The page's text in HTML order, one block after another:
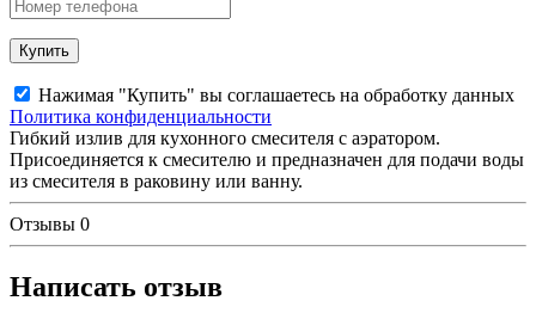
Купить
Нажимая "Купить" вы соглашаетесь на обработку данных
Политика конфиденциальности
Гибкий излив для кухонного смесителя с аэратором.
Присоединяется к смесителю и предназначен для подачи воды
из смесителя в раковину или ванну.
Отзывы 0
Написать отзыв